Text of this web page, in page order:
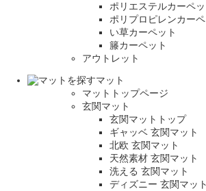
ポリエステルカーペッ
ポリプロピレンカーペ
い草カーペット
籐カーペット
アウトレット
マット
マットトップページ
玄関マット
玄関マットトップ
ギャッベ 玄関マット
北欧 玄関マット
天然素材 玄関マット
洗える 玄関マット
ディズニー 玄関マット